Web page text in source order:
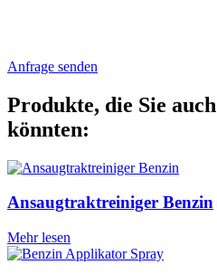
Anfrage senden
Produkte, die Sie
könnten:
Ansaugtraktreiniger Benzin
Mehr lesen